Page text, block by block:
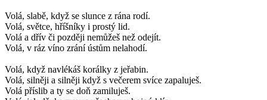
Volá, slabě, když se slunce z rána rodí.
Volá, světce, hříšníky i prostý lid.
Volá a dřív či později nemůžeš než odejít.
Volá, v ráz víno zrání ústům nelahodí.
Volá, když navlékáš korálky z jeřabin.
Volá, silněji a silněji když s večerem svíce zapaluješ.
Volá příslib a ty se doň zamiluješ.